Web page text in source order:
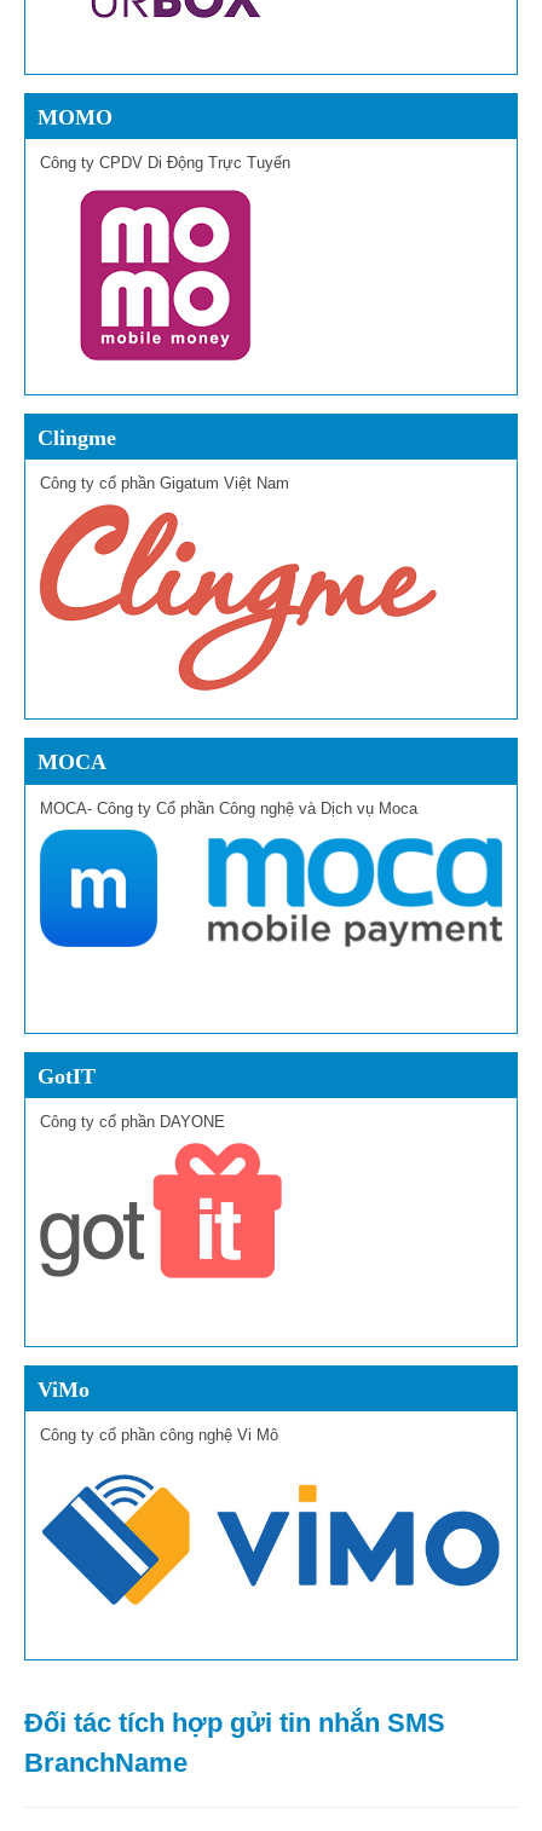
MOMO
Công ty CPDV Di Động Trực Tuyến
Clingme
Công ty cổ phần Gigatum Việt Nam
MOCA
MOCA- Công ty Cổ phần Công nghệ và Dịch vụ Moca
GotIT
Công ty cổ phần DAYONE
ViMo
Công ty cổ phần công nghệ Vi Mô
Đối tác tích hợp gửi tin nhắn SMS
BranchName